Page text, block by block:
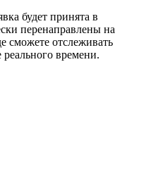
будет принята в
перенаправлены на
сможете отслеживать
времени.